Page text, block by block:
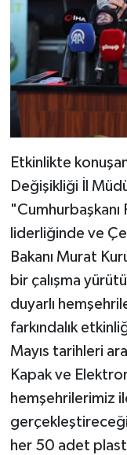
Etkinlikte
Değişikliği İl
"Cumhurbaşkanı
liderliğinde ve
Bakanı Murat
bir çalışma
duyarlı
farkındalık
Mayıs tarihleri
Kapak ve
hemşehrilerimiz
her 50 adet